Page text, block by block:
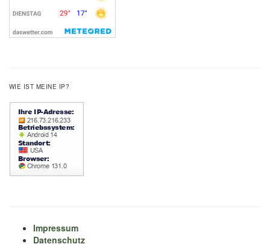
WIE IST MEINE IP?
Impressum
Datenschutz